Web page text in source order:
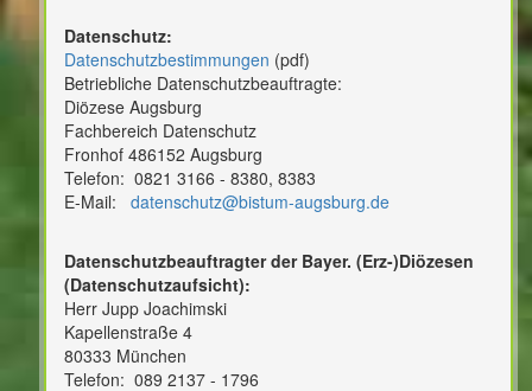
Datenschutz:
Datenschutzbestimmungen (pdf)
Betriebliche Datenschutzbeauftragte:
Diözese Augsburg
Fachbereich Datenschutz
Fronhof 486152 Augsburg
Telefon: 0821 3166 - 8380, 8383
E-Mail: datenschutz@bistum-augsburg.de
Datenschutzbeauftragter der Bayer. (Erz-)Diözesen
(Datenschutzaufsicht):
Herr Jupp Joachimski
Kapellenstraße 4
80333 München
Telefon: 089 2137 - 1796